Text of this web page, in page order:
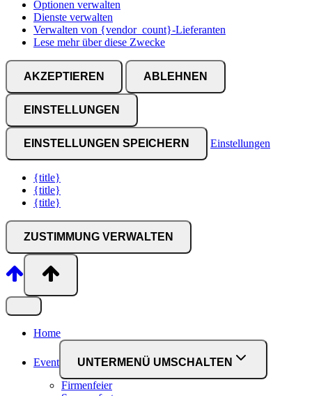
Optionen verwalten
Dienste verwalten
Verwalten von {vendor_count}-Lieferanten
Lese mehr über diese Zwecke
AKZEPTIEREN ABLEHNEN
EINSTELLUNGEN
EINSTELLUNGEN SPEICHERN Einstellungen
{title}
{title}
{title}
ZUSTIMMUNG VERWALTEN
Home
Event
UNTERMENÜ UMSCHALTEN
Firmenfeier